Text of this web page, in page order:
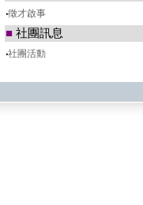
‧徵才啟事
■ 社團訊息
‧社團活動